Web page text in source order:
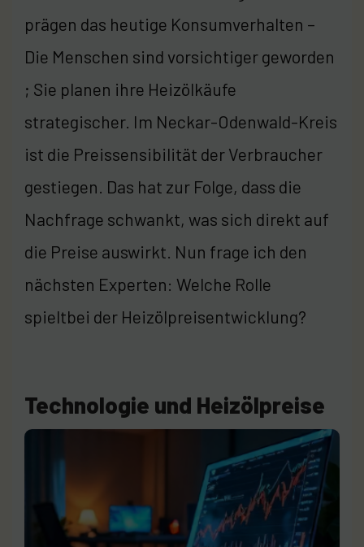
prägen das heutige Konsumverhalten –
Die Menschen sind vorsichtiger geworden
; Sie planen ihre Heizölkäufe
strategischer. Im Neckar-Odenwald-Kreis
ist die Preissensibilität der Verbraucher
gestiegen. Das hat zur Folge, dass die
Nachfrage schwankt, was sich direkt auf
die Preise auswirkt. Nun frage ich den
nächsten Experten: Welche Rolle
spieltbei der Heizölpreisentwicklung?
Technologie und Heizölpreise